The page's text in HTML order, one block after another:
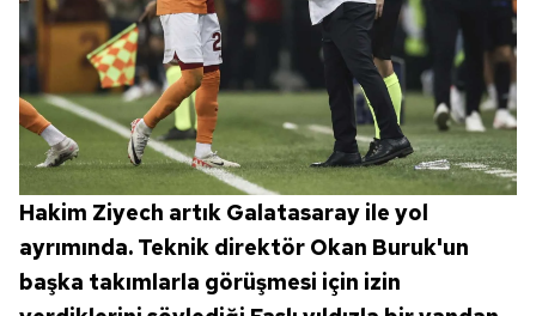
Hakim Ziyech artık Galatasaray ile yol
ayrımında. Teknik direktör Okan Buruk'un
başka takımlarla görüşmesi için izin